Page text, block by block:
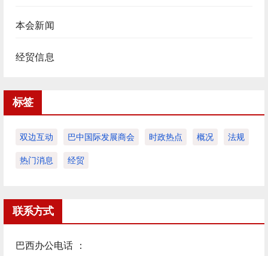
本会新闻
经贸信息
标签
双边互动 巴中国际发展商会 时政热点 概况 法规
热门消息 经贸
联系方式
巴西办公电话 ：